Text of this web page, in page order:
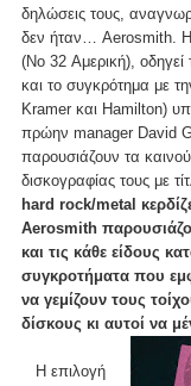
δηλώσεις τους,
δεν ήταν… Aerosmith. Η
(No 32 Αμερική),
και το συγκρότημα με
Kramer και Hamilton)
πρώην manager David
παρουσιάζουν τα
δισκογραφίας τους με
hard rock/metal
Aerosmith
και τις κάθε είδους
συγκροτήματα που
να γεμίζουν τους
δίσκους κι αυτοί να
Η επιλογή